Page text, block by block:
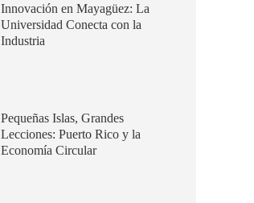
Innovación en Mayagüez: La
Universidad Conecta con la
Industria
Pequeñas Islas, Grandes
Lecciones: Puerto Rico y la
Economía Circular